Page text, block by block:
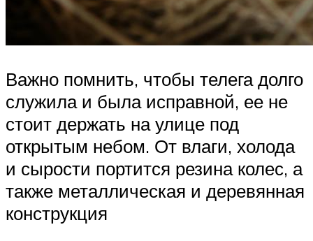
Важно помнить, чтобы телега долго
служила и была исправной, ее не
стоит держать на улице под
открытым небом. От влаги, холода
и сырости портится резина колес, а
также металлическая и деревянная
конструкция